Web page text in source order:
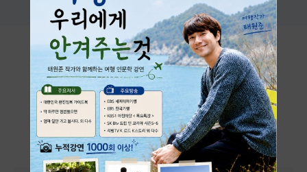
시설대관 및 프로그램
공주시 행복누림에서 진행하는 다양한 프로그램과 대관 시설을
안내합니다.
전체 강좌신청 대관신청